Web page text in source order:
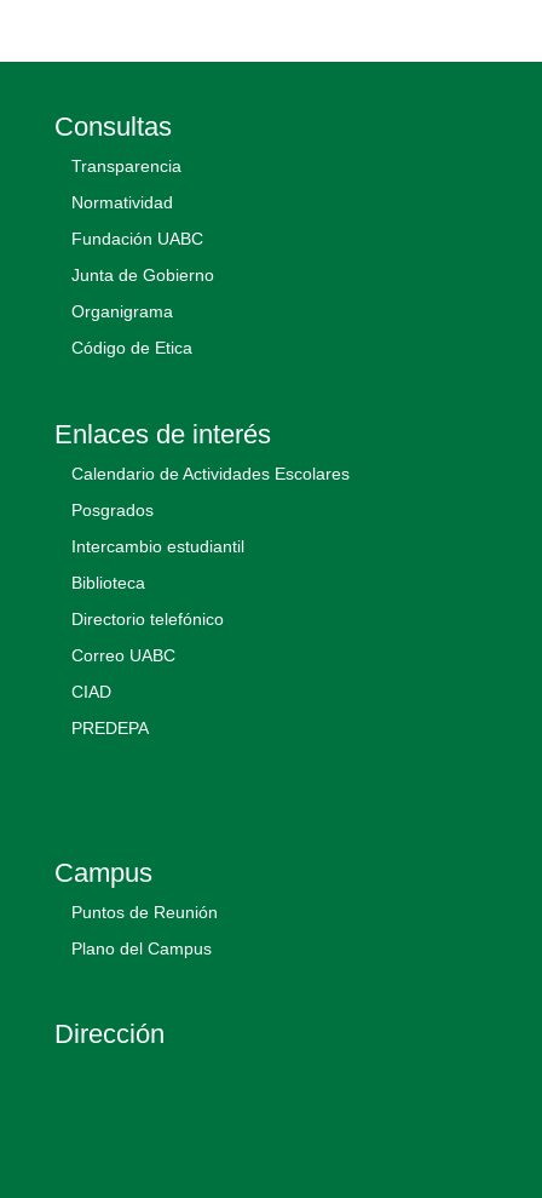
Consultas
Transparencia
Normatividad
Fundación UABC
Junta de Gobierno
Organigrama
Código de Etica
Enlaces de interés
Calendario de Actividades Escolares
Posgrados
Intercambio estudiantil
Biblioteca
Directorio telefónico
Correo UABC
CIAD
PREDEPA
Campus
Puntos de Reunión
Plano del Campus
Dirección